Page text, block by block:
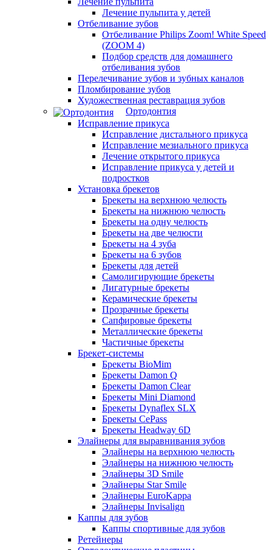
Лечение пульпита у детей
Отбеливание зубов
Отбеливание Philips Zoom! White Speed
(ZOOM 4)
Подбор средств для домашнего
отбеливания зубов
Перелечивание зубов и зубных каналов
Пломбирование зубов
Художественная реставрация зубов
Ортодонтия
Исправление прикуса
Исправление дистального прикуса
Исправление мезиального прикуса
Лечение открытого прикуса
Исправление прикуса у детей и
подростков
Установка брекетов
Брекеты на верхнюю челюсть
Брекеты на нижнюю челюсть
Брекеты на одну челюсть
Брекеты на две челюсти
Брекеты на 4 зуба
Брекеты на 6 зубов
Брекеты для детей
Самолигирующие брекеты
Лигатурные брекеты
Керамические брекеты
Прозрачные брекеты
Сапфировые брекеты
Металлические брекеты
Частичные брекеты
Брекет-системы
Брекеты BioMim
Брекеты Damon Q
Брекеты Damon Clear
Брекеты Mini Diamond
Брекеты Dynaflex SLX
Брекеты CePass
Брекеты Headway 6D
Элайнеры для выравнивания зубов
Элайнеры на верхнюю челюсть
Элайнеры на нижнюю челюсть
Элайнеры 3D Smile
Элайнеры Star Smile
Элайнеры EuroKappa
Элайнеры Invisalign
Каппы для зубов
Каппы спортивные для зубов
Ретейнеры